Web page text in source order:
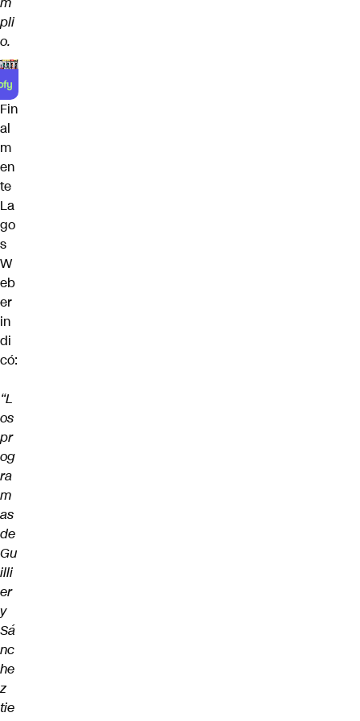
pli
o.
Fin
al
m
en
te
La
go
s
W
eb
er
in
di
có:
“L
os
pr
og
ra
m
as
de
Gu
illi
er
y
Sá
nc
he
z
tie